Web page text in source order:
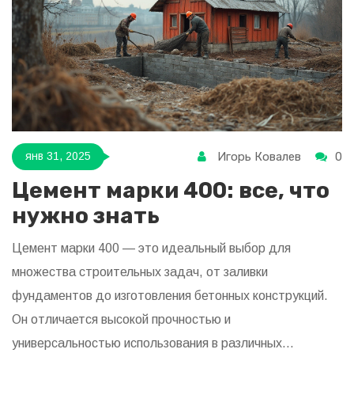
янв 31, 2025 Игорь Ковалев 0
Цемент марки 400: все, что
нужно знать
Цемент марки 400 — это идеальный выбор для
множества строительных задач, от заливки
фундаментов до изготовления бетонных конструкций.
Он отличается высокой прочностью и
универсальностью использования в различных